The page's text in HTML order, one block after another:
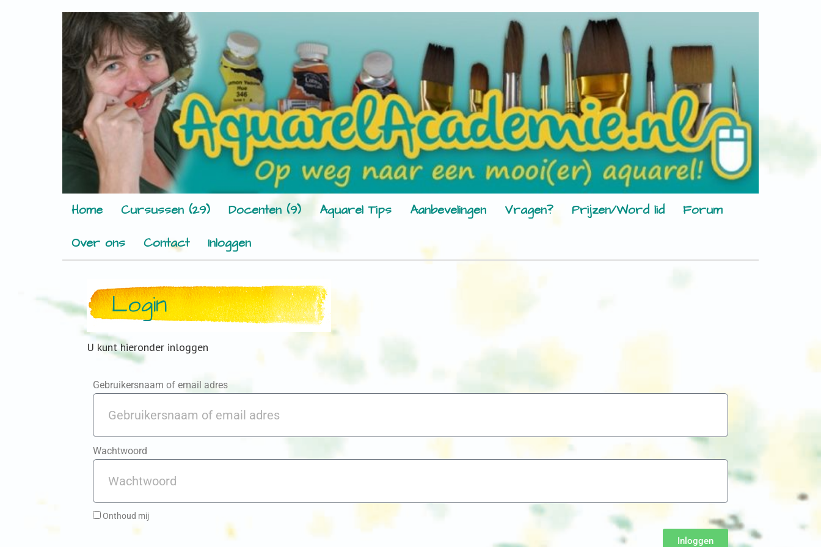
Home Cursussen (29) Docenten (9) Aquarel Tips Aanbevelingen Vragen? Prijzen/Word lid
Forum
Over ons
Contact Inloggen
Login
U kunt hieronder inloggen
Gebruikersnaam of email adres
Wachtwoord
Onthoud mij
Inloggen